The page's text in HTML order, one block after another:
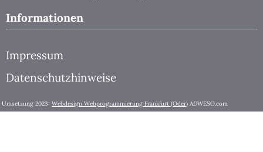
Informationen
Impressum
Datenschutzhinweise
Umsetzung 2023: Webdesign Webprogrammierung Frankfurt (Oder) ADWESO.com